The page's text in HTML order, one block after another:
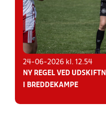
24-06-2026 kl. 12.54
NY REGEL VED
I BREDDEKAMPE